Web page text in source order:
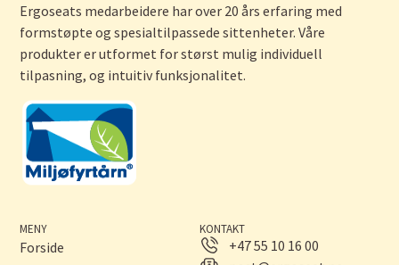
Ergoseats medarbeidere har over 20 års erfaring med
formstøpte og spesialtilpassede sittenheter. Våre
produkter er utformet for størst mulig individuell
tilpasning, og intuitiv funksjonalitet.
MENY
Forside
KONTAKT
+47 55 10 16 00